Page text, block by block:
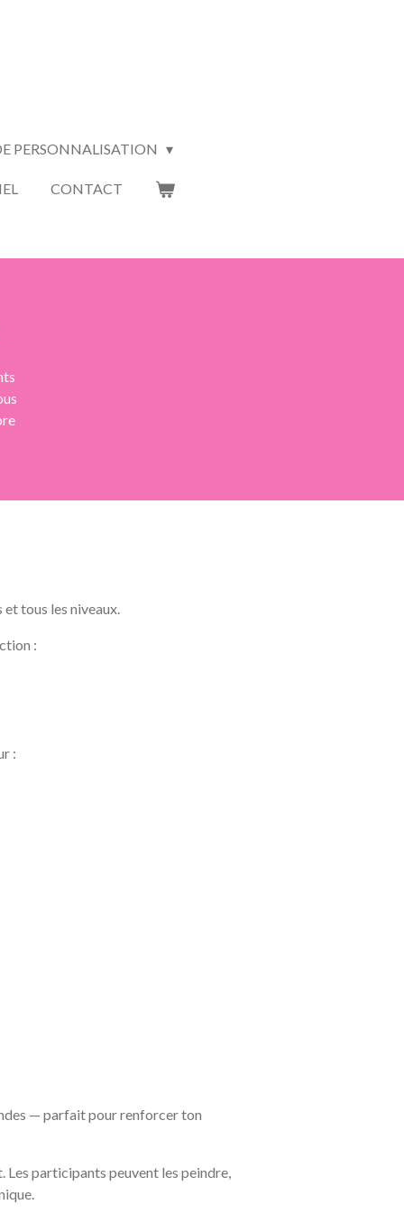
PERSONNALISATION
CONTACT
tous les niveaux.
:
:
— parfait pour renforcer ton
Les participants peuvent les peindre,